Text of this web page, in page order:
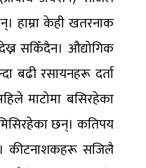
हाम्रा केही खतरनाक
सकिँदैन। औद्योगिक
बढी रसायनहरू दर्ता
माटोमा बसिरहेका
छन्। कतिपय
कीटनाशकहरू सजिलै